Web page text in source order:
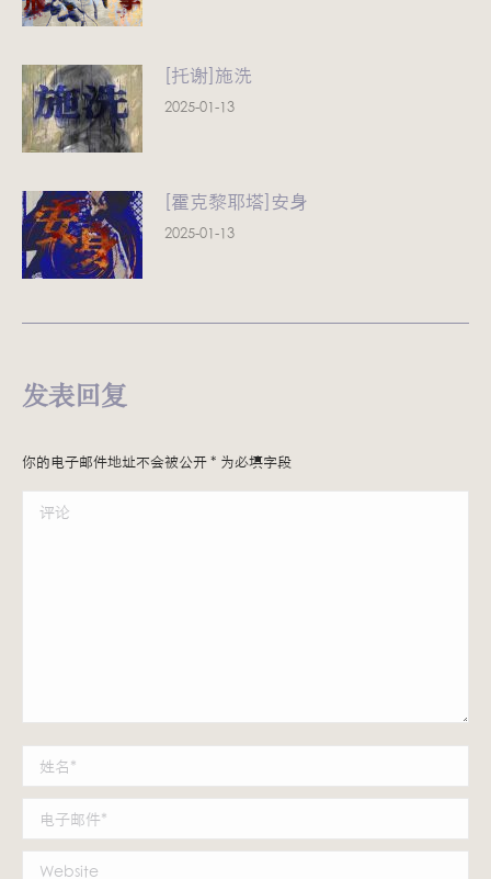
[托谢]施洗
2025-01-13
[霍克黎耶塔]安身
2025-01-13
发表回复
你的电子邮件地址不会被公开* 为必填字段
评论
姓名 *
电子邮件 *
Website